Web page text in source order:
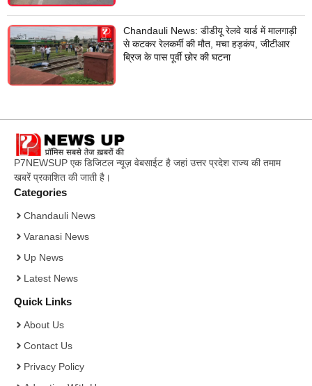
Chandauli News: डीडीयू रेलवे यार्ड में मालगाड़ी
से कटकर रेलकर्मी की मौत, मचा हड़कंप, जीटीआर
ब्रिज के पास पूर्वी छोर की घटना
P7NEWSUP एक डिजिटल न्यूज़ वेबसाईट है जहां उत्तर प्रदेश राज्य की तमाम
खबरें प्रकाशित की जाती है।
Categories
Chandauli News
Varanasi News
Up News
Latest News
Quick Links
About Us
Contact Us
Privacy Policy